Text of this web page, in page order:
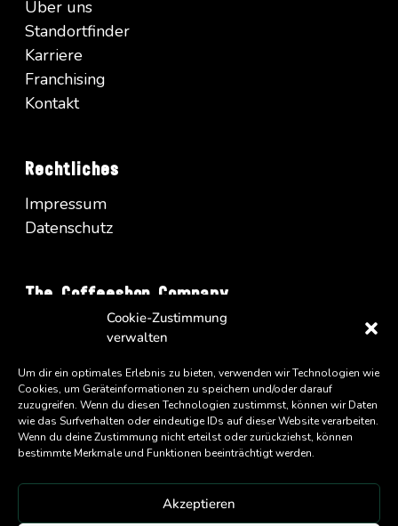
Cookie-Zustimmung
verwalten
Um dir ein optimales Erlebnis zu bieten, verwenden wir Technologien wie
Cookies, um Geräteinformationen zu speichern und/oder darauf
zuzugreifen. Wenn du diesen Technologien zustimmst, können wir Daten
wie das Surfverhalten oder eindeutige IDs auf dieser Website verarbeiten.
Wenn du deine Zustimmung nicht erteilst oder zurückziehst, können
bestimmte Merkmale und Funktionen beeinträchtigt werden.
Akzeptieren
Über uns
Standortfinder
Karriere
Franchising
Kontakt
Rechtliches
Impressum
Datenschutz
The Coffeeshop Company
Vienna Business Park - Turm A/34
A-1100 Wien